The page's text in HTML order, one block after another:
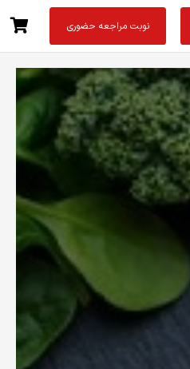
نوبت مراجعه حضوری